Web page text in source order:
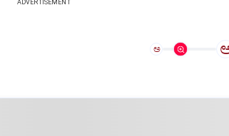
ADVERTISEMENT
ಅ